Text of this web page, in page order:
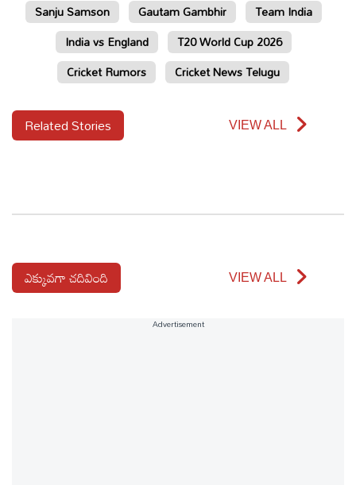
Sanju Samson Gautam Gambhir
Team India
India vs England
T20 World Cup 2026
Cricket Rumors
Cricket News Telugu
Related Stories VIEW ALL
ఎక్కువగా చదివింది VIEW ALL
Advertisement